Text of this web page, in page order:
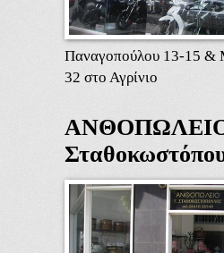
Παναγοπούλου 13-15 &
32 στο Αγρίνιο